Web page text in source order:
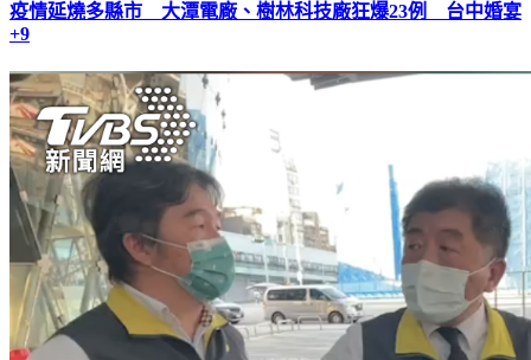
疫情延燒多縣市 大潭電廠、樹林科技廠狂爆23例 台中婚宴
+9